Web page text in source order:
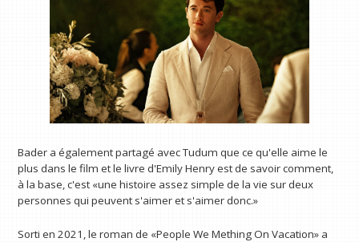
Bader a également partagé avec Tudum que ce qu'elle aime le
plus dans le film et le livre d'Emily Henry est de savoir comment,
à la base, c'est «une histoire assez simple de la vie sur deux
personnes qui peuvent s'aimer et s'aimer donc.»
Sorti en 2021, le roman de «People We Mething On Vacation» a